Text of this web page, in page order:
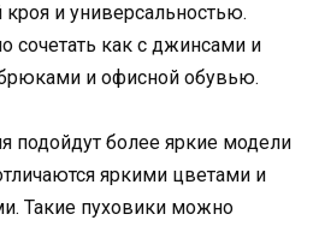
кроя и универсальностью.
сочетать как с джинсами и
и офисной обувью.
подойдут более яркие модели
яркими цветами и
Такие пуховики можно